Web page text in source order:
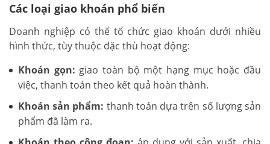
Các loại giao khoán phổ biến
Doanh nghiệp có thể tổ chức giao khoán dưới nhiều
hình thức, tùy thuộc đặc thù hoạt động:
Khoán gọn: giao toàn bộ một hạng mục hoặc đầu
việc, thanh toán theo kết quả hoàn thành.
Khoán sản phẩm: thanh toán dựa trên số lượng sản
phẩm đã làm ra.